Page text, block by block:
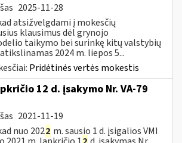
2025-11-28
atsižvelgdami į mokesčių
klausimus dėl grynojo
taikymo bei surinkę kitų valstybių
2024 m. liepos 5...
Pridėtinės vertės mokestis
12 d. įsakymo Nr. VA-79
2021-11-19
nuo 2022 m. sausio 1 d. įsigalios VMI